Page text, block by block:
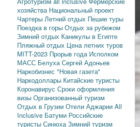
хозяйства Национальный проект
Чартеры Летний отдых Пешие туры
Поездка в горы Отдых за рубежом
Зимний отдых Каникулы в Египте
Пляжный отдых Цена летних туров
MITT-2023 Прорыв года Исполком
МАСС БелухаСергей Адоньев
Наркобизнес "Новая газета"
Наркодоллары Китайские туристы
Коронавирус Сроки оформления
визы Организованный туризм
Отдых в Грузии Отели Аджарии All
Inclusive Батуми Российские
туристы СинюхаЗимний туризм